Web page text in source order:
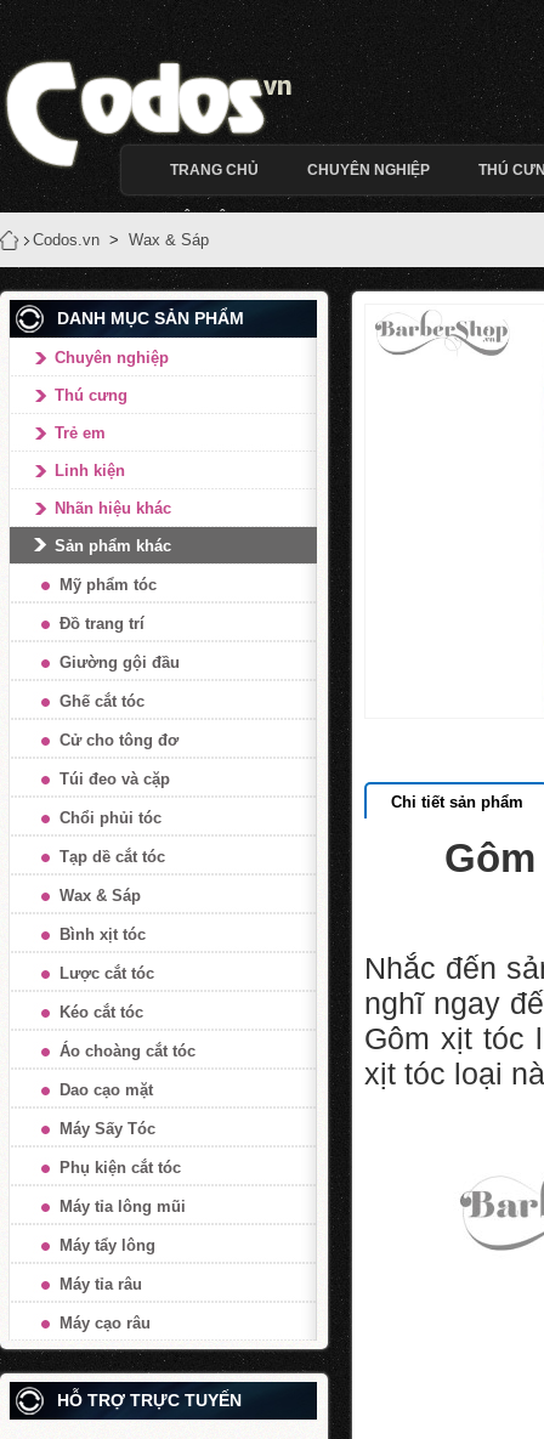
TRANG CHỦ CHUYÊN NGHIỆP THÚ
Codos.vn > Wax & Sáp
DANH MỤC SẢN PHẨM
Chuyên nghiệp
Thú cưng
Trẻ em
Linh kiện
Nhãn hiệu khác
Sản phẩm khác
Mỹ phẩm tóc
Đồ trang trí
Giường gội đầu
Ghế cắt tóc
Cử cho tông đơ
Túi đeo và cặp
Chổi phủi tóc
Tạp dề cắt tóc
Wax & Sáp
Bình xịt tóc
Lược cắt tóc
Kéo cắt tóc
Áo choàng cắt tóc
Dao cạo mặt
Máy Sấy Tóc
Phụ kiện cắt tóc
Máy tỉa lông mũi
Máy tẩy lông
Máy tỉa râu
Máy cạo râu
HỖ TRỢ TRỰC TUYẾN
Chi tiết sản phẩm
Nhắc đến
nghĩ ngay
Gôm xịt tóc
xịt tóc loại